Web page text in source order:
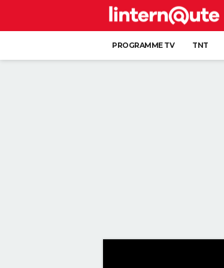
PROGRAMME TV TNT